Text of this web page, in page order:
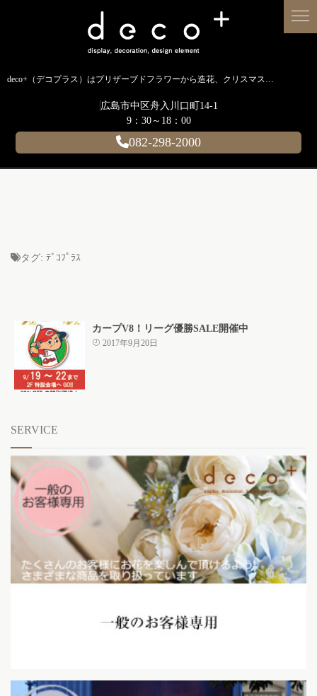
deco+（デコプラス）はプリザーブドフラワーから造花、クリスマス装飾、イルミネーションに至るまで扱う広島のディスプレイ専門ショップです。
広島市中区舟入川口町14-1
9：30～18：00
082-298-2000
タグ: ﾃﾞｺﾌﾟﾗｽ
カープV8！リーグ優勝SALE開催中
2017年9月20日
SERVICE